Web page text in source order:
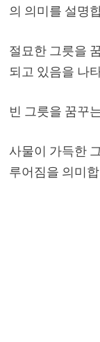
의 의미를 설명
절묘한 그릇을
되고 있음을 나
빈 그릇을 꿈꾸
사물이 가득한
루어짐을 의미